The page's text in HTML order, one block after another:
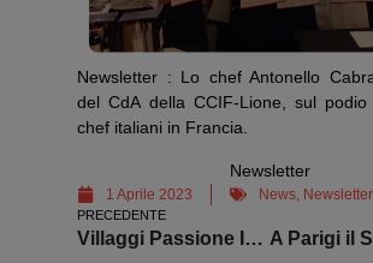
Newsletter : Lo chef Antonello
del CdA della CCIF-Lione, sul
chef italiani in Francia.
Newsletter
1 Aprile 2023 News Newsletter
PRECEDENTE
Villaggi Passione Italiana 2023